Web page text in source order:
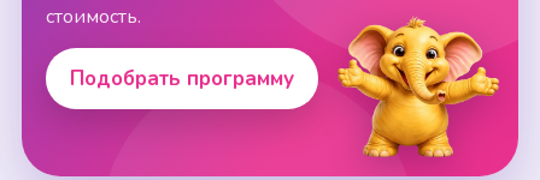
стоимость.
Подобрать программу